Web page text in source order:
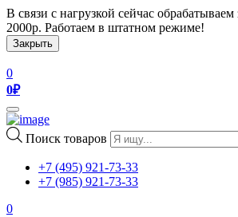
В связи с нагрузкой сейчас обрабатываем
2000р. Работаем в штатном режиме!
Закрыть
0
0₽
Toggle
navigation
Поиск товаров
+7 (495) 921-73-33
+7 (985) 921-73-33
0